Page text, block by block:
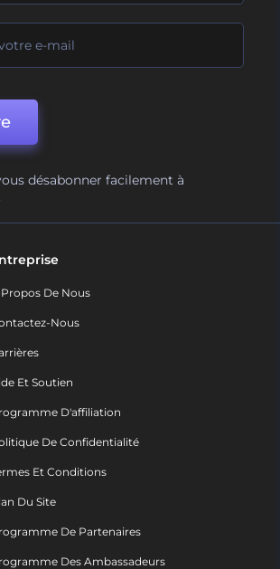
désabonner facilement à
De Nous
Nous
Et Soutien
D'affiliation
De Confidentialité
Et Conditions
Du Site
De Partenaires
Des Ambassadeurs